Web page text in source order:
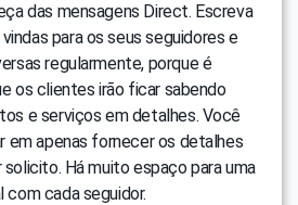
das mensagens Direct. Escreva
para os seus seguidores e
regularmente, porque é
os clientes irão ficar sabendo
e serviços em detalhes. Você
em apenas fornecer os detalhes
Há muito espaço para uma
com cada seguidor.